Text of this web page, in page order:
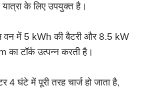
यात्रा के लिए उपयुक्त है।
वन में 5 kWh की बैटरी और 8.5 kW
का टॉर्क उत्पन्न करती है।
4 घंटे में पूरी तरह चार्ज हो जाता है,